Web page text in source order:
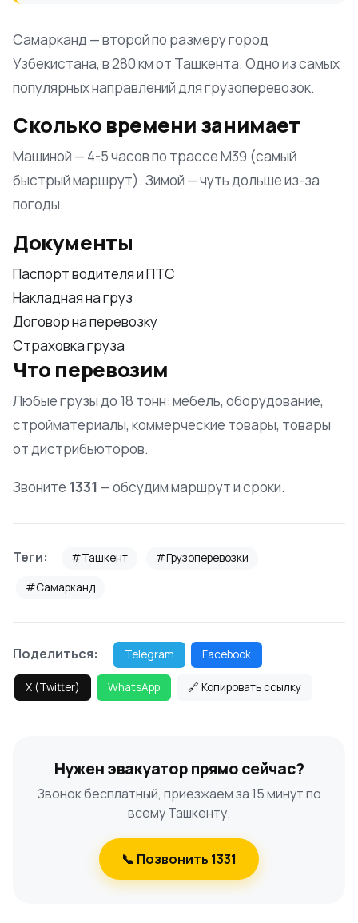
Самарканд — второй по размеру город
Узбекистана, в 280 км от Ташкента. Одно из самых
популярных направлений для грузоперевозок.
Сколько времени занимает
Машиной — 4-5 часов по трассе М39 (самый
быстрый маршрут). Зимой — чуть дольше из-за
погоды.
Документы
Паспорт водителя и ПТС
Накладная на груз
Договор на перевозку
Страховка груза
Что перевозим
Любые грузы до 18 тонн: мебель, оборудование,
стройматериалы, коммерческие товары, товары
от дистрибьюторов.
Звоните 1331 — обсудим маршрут и сроки.
Теги: #Ташкент #Грузоперевозки
#Самарканд
Поделиться: Telegram Facebook
X (Twitter) WhatsApp 🔗 Копировать ссылку
Нужен эвакуатор прямо сейчас?
Звонок бесплатный, приезжаем за 15 минут по
всему Ташкенту.
📞 Позвонить 1331